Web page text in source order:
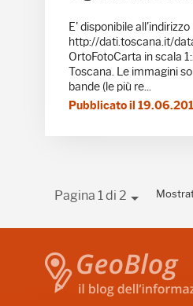
E' disponibile all'indirizzo
http://dati.toscana.it/
OrtoFotoCarta in scala
Toscana. Le immagini
bande (le più re...
Pubblicato il
Pagina 1 di 2